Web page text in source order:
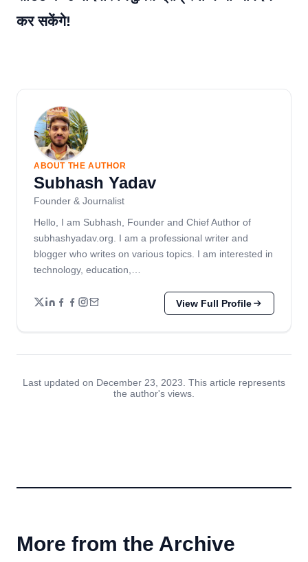
कर सकेंगे!
ABOUT THE AUTHOR
Subhash Yadav
Founder & Journalist
Hello, I am Subhash, Founder and Chief Author of
subhashyadav.org. I am a professional writer and
blogger who writes on various topics. I am interested in
technology, education,…
View Full Profile
Last updated on December 23, 2023. This article represents
the author's views.
More from the Archive